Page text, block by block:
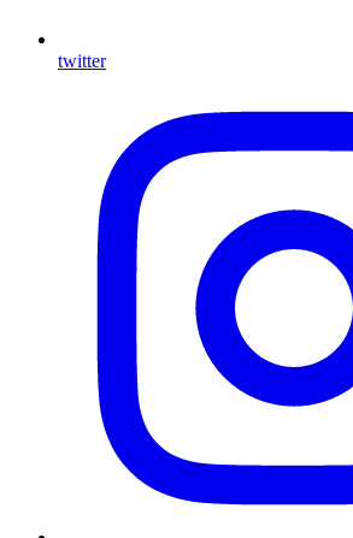
twitter